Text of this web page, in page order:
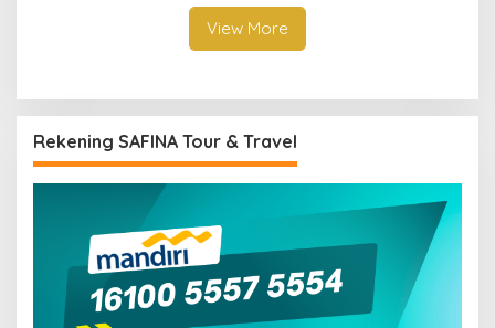
View More
Rekening SAFINA Tour & Travel